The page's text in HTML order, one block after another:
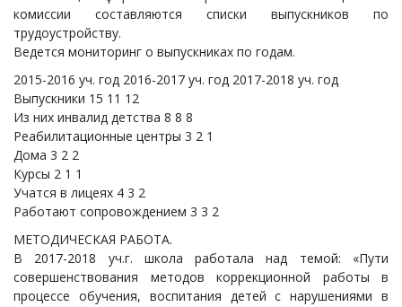
комиссии составляются списки выпускников по
трудоустройству.
Ведется мониторинг о выпускниках по годам.
2015-2016 уч. год 2016-2017 уч. год 2017-2018 уч. год
Выпускники 15 11 12
Из них инвалид детства 8 8 8
Реабилитационные центры 3 2 1
Дома 3 2 2
Курсы 2 1 1
Учатся в лицеях 4 3 2
Работают сопровождением 3 3 2
МЕТОДИЧЕСКАЯ РАБОТА.
В 2017-2018 уч.г. школа работала над темой: «Пути
совершенствования методов коррекционной работы в
процессе обучения, воспитания детей с нарушениями в